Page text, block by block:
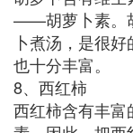
——胡萝卜素。
卜煮汤，是很
也十分丰富。
8、西红柿
西红柿含有丰富